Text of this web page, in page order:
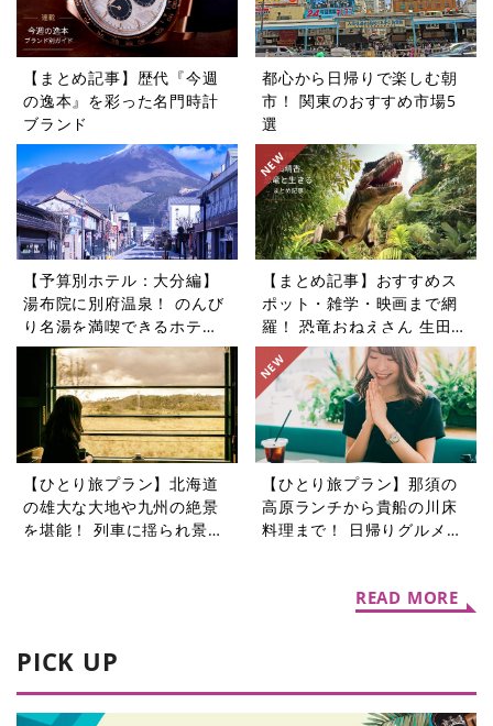
【まとめ記事】歴代『今週
の逸本』を彩った名門時計
ブランド
都心から日帰りで楽しむ朝
市！ 関東のおすすめ市場5
選
【予算別ホテル：大分編】
湯布院に別府温泉！ のんび
り名湯を満喫できるホテル5
選
【まとめ記事】おすすめス
ポット・雑学・映画まで網
羅！ 恐竜おねえさん 生田晴
香の恐竜コラム9選
【ひとり旅プラン】北海道
の雄大な大地や九州の絶景
を堪能！ 列車に揺られ景色
【ひとり旅プラン】那須の
高原ランチから貴船の川床
料理まで！ 日帰りグルメ旅
READ MORE
PICK UP